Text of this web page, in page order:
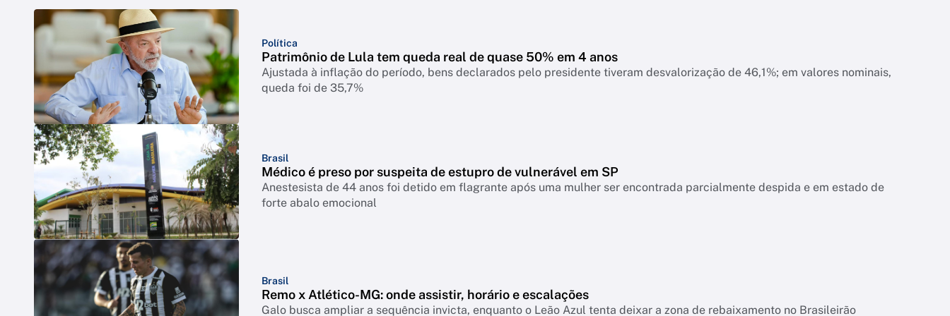
Política
Patrimônio de Lula tem queda real de quase 50% em 4 anos
Ajustada à inflação do período, bens declarados pelo presidente tiveram desvalorização de 46,1%; em valores nominais,
queda foi de 35,7%
Brasil
Médico é preso por suspeita de estupro de vulnerável em SP
Anestesista de 44 anos foi detido em flagrante após uma mulher ser encontrada parcialmente despida e em estado de
forte abalo emocional
Brasil
Remo x Atlético-MG: onde assistir, horário e escalações
Galo busca ampliar a sequência invicta, enquanto o Leão Azul tenta deixar a zona de rebaixamento no Brasileirão